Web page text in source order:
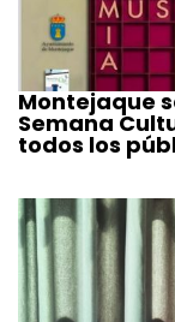
Montejaque
Semana
todos los